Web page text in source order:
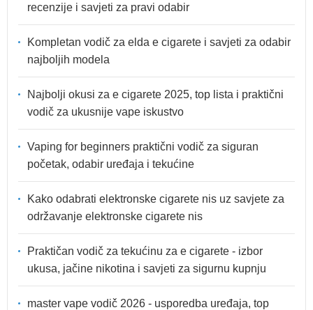
recenzije i savjeti za pravi odabir
Kompletan vodič za elda e cigarete i savjeti za odabir
najboljih modela
Najbolji okusi za e cigarete 2025, top lista i praktični
vodič za ukusnije vape iskustvo
Vaping for beginners praktični vodič za siguran
početak, odabir uređaja i tekućine
Kako odabrati elektronske cigarete nis uz savjete za
održavanje elektronske cigarete nis
Praktičan vodič za tekućinu za e cigarete - izbor
ukusa, jačine nikotina i savjeti za sigurnu kupnju
master vape vodič 2026 - usporedba uređaja, top